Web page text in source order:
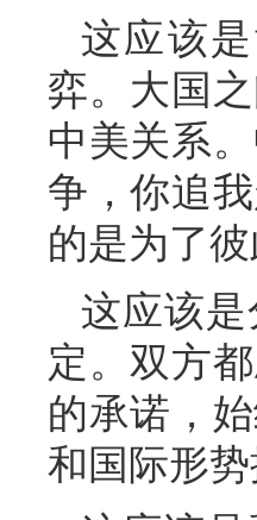
这应该
弈。大国
中美关系
争，你追
的是为了
这应该
定。双方
的承诺，
和国际形